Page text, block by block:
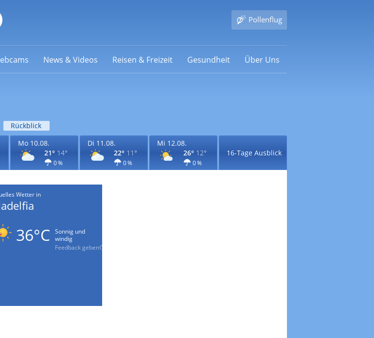
Pollenflug
News & Videos Reisen & Freizeit Gesundheit Über Uns
Rückblick
Mo 10.08.
21° 14°
0 %
Di 11.08.
22° 11°
0 %
Mi 12.08.
26° 12°
0 %
16-Tage Ausblick
Wetter in
36°C
Sonnig und
windig
Feedback geben